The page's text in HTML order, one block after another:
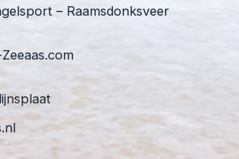
– Raamsdonksveer